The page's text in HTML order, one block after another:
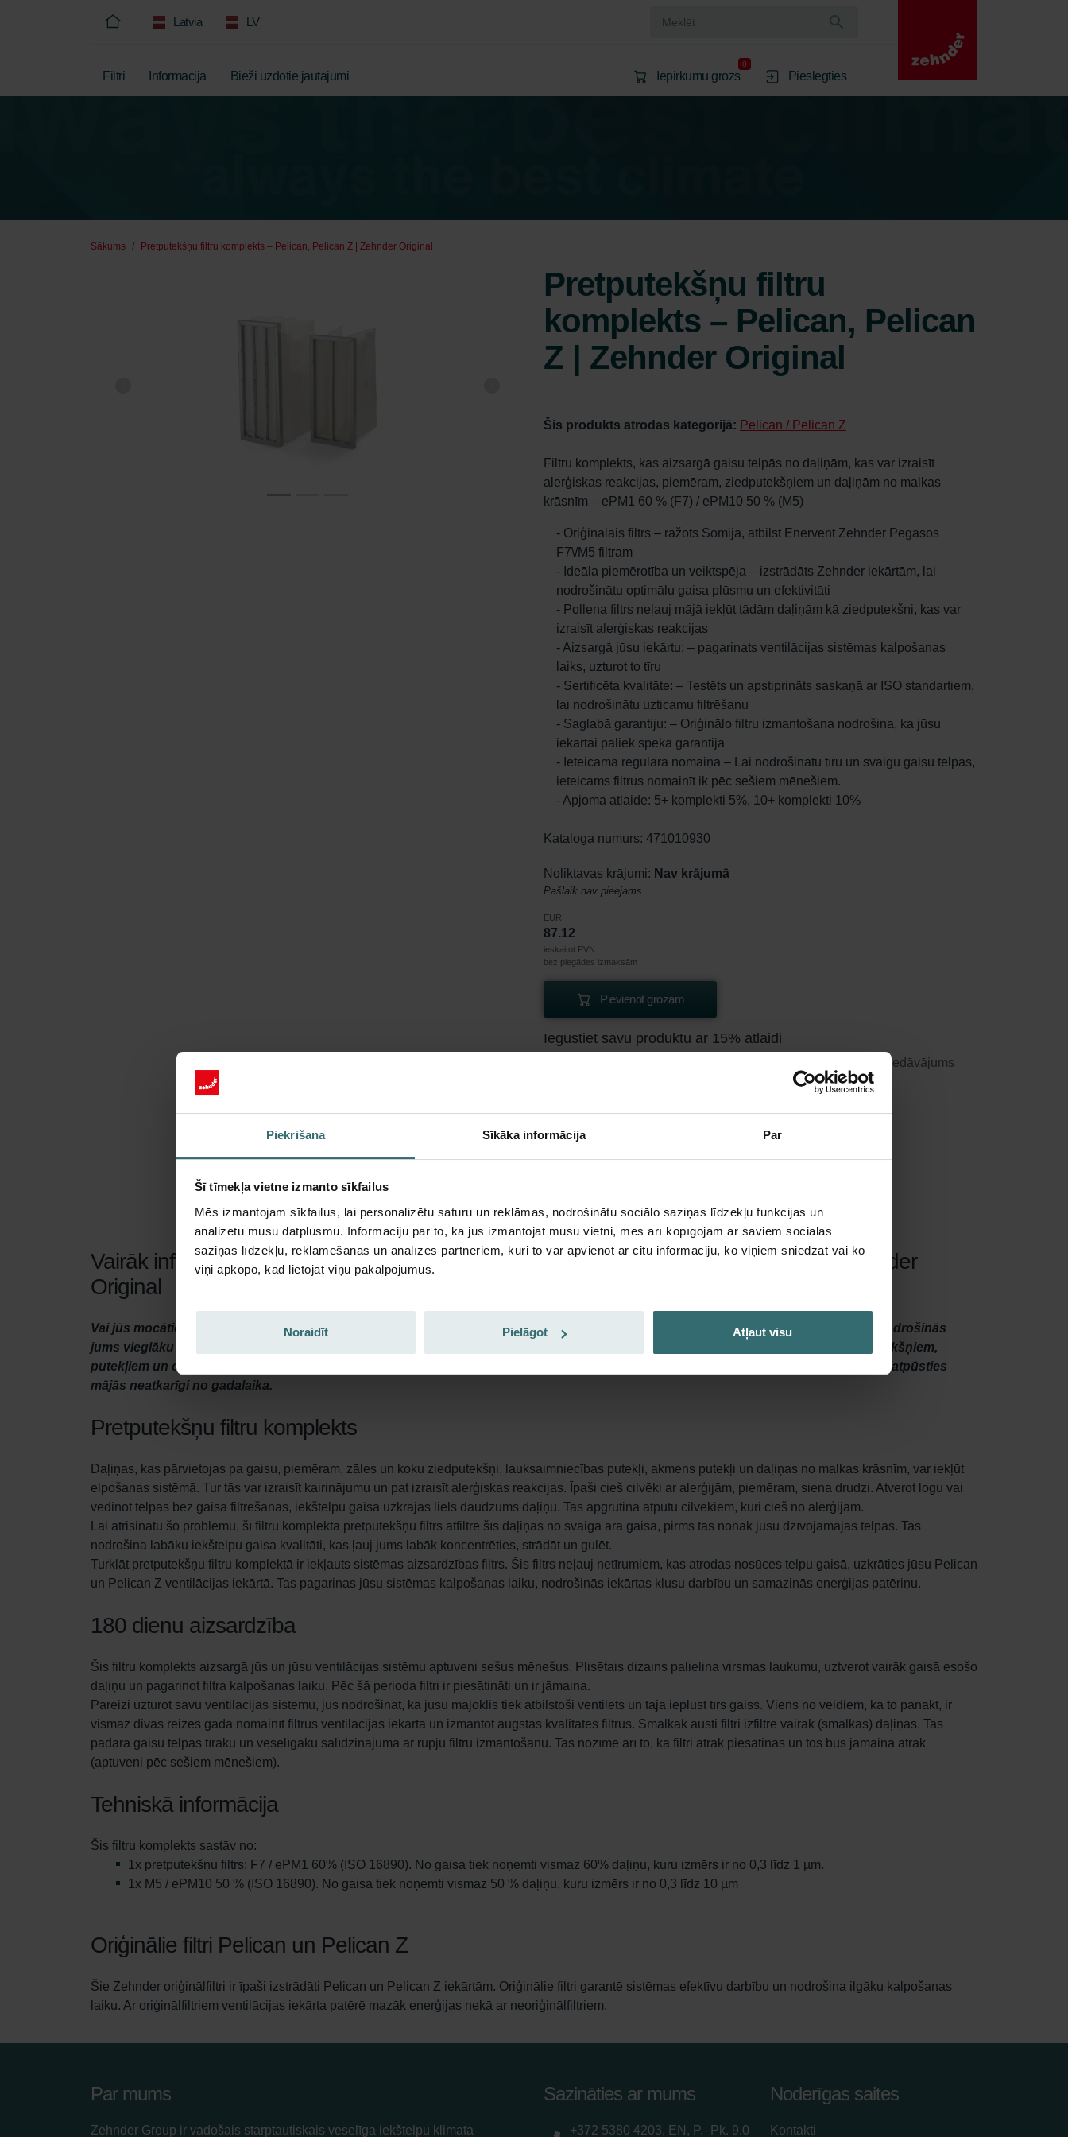
Piekrišana Sīkāka informācija Par
Šī tīmekļa vietne izmanto sīkfailus
Mēs izmantojam sīkfailus, lai personalizētu saturu un reklāmas, nodrošinātu sociālo saziņas līdzekļu funkcijas un
analizētu mūsu datplūsmu. Informāciju par to, kā jūs izmantojat mūsu vietni, mēs arī kopīgojam ar saviem sociālās
saziņas līdzekļu, reklamēšanas un analīzes partneriem, kuri to var apvienot ar citu informāciju, ko viņiem sniedzat vai ko
viņi apkopo, kad lietojat viņu pakalpojumus.
Noraidīt Pielāgot Atļaut visu
Latvia LV
Filtri Informācija Bieži uzdotie jautājumi Iepirkumu grozs
0
Pieslēgties
Sākums Pretputekšņu filtru komplekts – Pelican, Pelican Z | Zehnder Original
Pretputekšņu filtru
komplekts – Pelican, Pelican
Z | Zehnder Original
Šis produkts atrodas kategorijā: Pelican / Pelican Z
Filtru komplekts, kas aizsargā gaisu telpās no daļiņām, kas var izraisīt
alerģiskas reakcijas, piemēram, ziedputekšņiem un daļiņām no malkas
krāsnīm – ePM1 60 % (F7) / ePM10 50 % (M5)
- Oriģinālais filtrs – ražots Somijā, atbilst Enervent Zehnder Pegasos
F7\/M5 filtram
- Ideāla piemērotība un veiktspēja – izstrādāts Zehnder iekārtām, lai
nodrošinātu optimālu gaisa plūsmu un efektivitāti
- Pollena filtrs neļauj mājā iekļūt tādām daļiņām kā ziedputekšņi, kas var
izraisīt alerģiskas reakcijas
- Aizsargā jūsu iekārtu: – pagarinats ventilācijas sistēmas kalpošanas
laiks, uzturot to tīru
- Sertificēta kvalitāte: – Testēts un apstiprināts saskaņā ar ISO standartiem,
lai nodrošinātu uzticamu filtrēšanu
- Saglabā garantiju: – Oriģinālo filtru izmantošana nodrošina, ka jūsu
iekārtai paliek spēkā garantija
- Ieteicama regulāra nomaiņa – Lai nodrošinātu tīru un svaigu gaisu telpās,
ieteicams filtrus nomainīt ik pēc sešiem mēnešiem.
- Apjoma atlaide: 5+ komplekti 5%, 10+ komplekti 10%
Kataloga numurs: 471010930
Noliktavas krājumi: Nav krājumā
Pašlaik nav pieejams
EUR
87.12
ieskaitot PVN
bez piegādes izmaksām
Pievienot grozam
Iegūstiet savu produktu ar 15% atlaidi
Abonējieties un pasūtiet atkārtoti automātiski un periodiski! (Piedāvājums
ieskaitot PVN
Vairāk informācijas par mums Pretputekšņu filtru komplekts – Pelican, Pelican Z | Zehnder
Original
Vai jūs mocāties ar elpošanas ceļu alerģiju? Neatkarīgi no tā, vai tā ir sezonāla (siena drudzis) vai pastāv visa gada garumā, šie filtri nodrošinās
jums vieglāku elpošanu. Šo ventilācijas sistēmai paredzēto filtru materiāls ir īpaši smalki austs. Tie viegli attīra ārējo gaisu no ziedputekšņiem,
putekļiem un citām daļiņām, kas izraisa deguna niezi, pirms gaisa padeve nonāk jūsu dzīvojamajās telpās. Tas ļauj jums brīvi elpot un atpūsties
mājās neatkarīgi no gadalaika.
Pretputekšņu filtru komplekts
Daļiņas, kas pārvietojas pa gaisu, piemēram, zāles un koku ziedputekšņi, lauksaimniecības putekļi, akmens putekļi un daļiņas no malkas krāsnīm, var iekļūt
elpošanas sistēmā. Tur tās var izraisīt kairinājumu un pat izraisīt alerģiskas reakcijas. Īpaši cieš cilvēki ar alerģijām, piemēram, siena drudzi. Atverot logu vai
vēdinot telpas bez gaisa filtrēšanas, iekštelpu gaisā uzkrājas liels daudzums daļiņu. Tas apgrūtina atpūtu cilvēkiem, kuri cieš no alerģijām.
Lai atrisinātu šo problēmu, šī filtru komplekta pretputekšņu filtrs atfiltrē šīs daļiņas no svaiga āra gaisa, pirms tas nonāk jūsu dzīvojamajās telpās. Tas
nodrošina labāku iekštelpu gaisa kvalitāti, kas ļauj jums labāk koncentrēties, strādāt un gulēt.
Turklāt pretputekšņu filtru komplektā ir iekļauts sistēmas aizsardzības filtrs. Šis filtrs neļauj netīrumiem, kas atrodas nosūces telpu gaisā, uzkrāties jūsu Pelican
un Pelican Z ventilācijas iekārtā. Tas pagarinas jūsu sistēmas kalpošanas laiku, nodrošinās iekārtas klusu darbību un samazinās enerģijas patēriņu.
180 dienu aizsardzība
Šis filtru komplekts aizsargā jūs un jūsu ventilācijas sistēmu aptuveni sešus mēnešus. Plisētais dizains palielina virsmas laukumu, uztverot vairāk gaisā esošo
daļiņu un pagarinot filtra kalpošanas laiku. Pēc šā perioda filtri ir piesātināti un ir jāmaina.
Pareizi uzturot savu ventilācijas sistēmu, jūs nodrošināt, ka jūsu mājoklis tiek atbilstoši ventilēts un tajā ieplūst tīrs gaiss. Viens no veidiem, kā to panākt, ir
vismaz divas reizes gadā nomainīt filtrus ventilācijas iekārtā un izmantot augstas kvalitātes filtrus. Smalkāk austi filtri izfiltrē vairāk (smalkas) daļiņas. Tas
padara gaisu telpās tīrāku un veselīgāku salīdzinājumā ar rupju filtru izmantošanu. Tas nozīmē arī to, ka filtri ātrāk piesātinās un tos būs jāmaina ātrāk
(aptuveni pēc sešiem mēnešiem).
Tehniskā informācija
Šis filtru komplekts sastāv no:
1x pretputekšņu filtrs: F7 / ePM1 60% (ISO 16890). No gaisa tiek noņemti vismaz 60% daļiņu, kuru izmērs ir no 0,3 līdz 1 µm.
1x M5 / ePM10 50 % (ISO 16890). No gaisa tiek noņemti vismaz 50 % daļiņu, kuru izmērs ir no 0,3 līdz 10 µm
Oriģinālie filtri Pelican un Pelican Z
Šie Zehnder oriģinālfiltri ir īpaši izstrādāti Pelican un Pelican Z iekārtām. Oriģinālie filtri garantē sistēmas efektīvu darbību un nodrošina ilgāku kalpošanas
laiku. Ar oriģinālfiltriem ventilācijas iekārta patērē mazāk enerģijas nekā ar neoriģinālfiltriem.
Par mums
Zehnder Group ir vadošais starptautiskais veselīga iekštelpu klimata
Sazināties ar mums
+372 5380 4203, EN, P.–Pk. 9.0
Noderīgas saites
Kontakti